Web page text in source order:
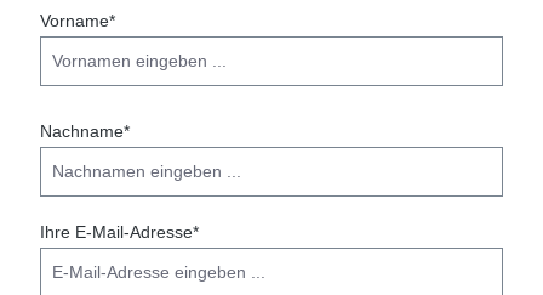
Vorname*
Nachname*
Ihre E-Mail-Adresse*